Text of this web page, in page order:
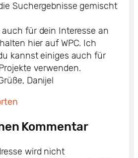
Suchergebnisse gemischt
auch für dein Interesse an
hier auf WPC. Ich
kannst einiges auch für
verwenden.
Danijel
Kommentar
wird nicht